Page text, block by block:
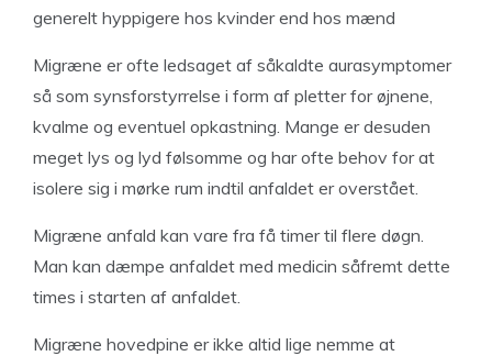
generelt hyppigere hos kvinder end hos mænd
Migræne er ofte ledsaget af såkaldte aurasymptomer
så som synsforstyrrelse i form af pletter for øjnene,
kvalme og eventuel opkastning. Mange er desuden
meget lys og lyd følsomme og har ofte behov for at
isolere sig i mørke rum indtil anfaldet er overstået.
Migræne anfald kan vare fra få timer til flere døgn.
Man kan dæmpe anfaldet med medicin såfremt dette
times i starten af anfaldet.
Migræne hovedpine er ikke altid lige nemme at